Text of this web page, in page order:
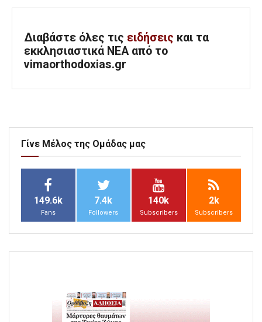
Διαβάστε όλες τις ειδήσεις και τα
εκκλησιαστικά ΝΕΑ από το
vimaorthodoxias.gr
Γίνε Μέλος της Ομάδας μας
149.6k
Fans
7.4k
Followers
140k
Subscribers
2k
Subscribers